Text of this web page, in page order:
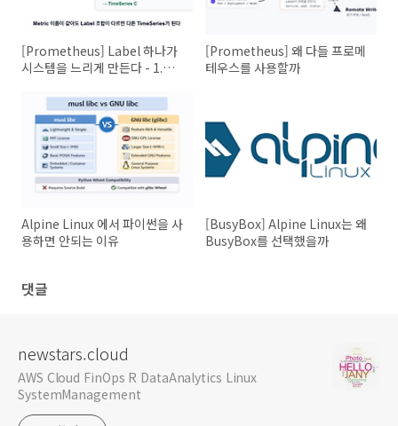
[Prometheus] Label 하나가
시스템을 느리게 만든다 - 1.
[Prometheus] 왜 다들 프로메
테우스를 사용할까
Alpine Linux 에서 파이썬을 사
용하면 안되는 이유
[BusyBox] Alpine Linux는 왜
BusyBox를 선택했을까
댓글
newstars.cloud
AWS Cloud FinOps R DataAnalytics Linux
SystemManagement